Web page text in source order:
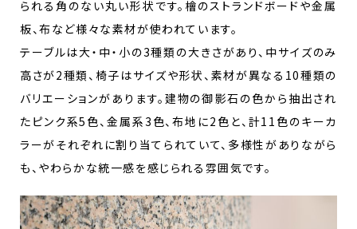
られる角のない丸い形状です。檜のストランドボードや金属
板、布など様々な素材が使われています。
テーブルは大・中・小の3種類の大きさがあり、中サイズのみ
高さが2種類、椅子はサイズや形状、素材が異なる10種類の
バリエーションがあります。建物の御影石の色から抽出され
たピンク系5色、金属系3色、布地に2色と、計11色のキーカ
ラーがそれぞれに割り当てられていて、多様性がありながら
も、やわらかな統一感を感じられる雰囲気です。